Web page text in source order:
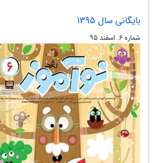
بایگانی سال 1395
شماره ۶. اسفند ۹۵